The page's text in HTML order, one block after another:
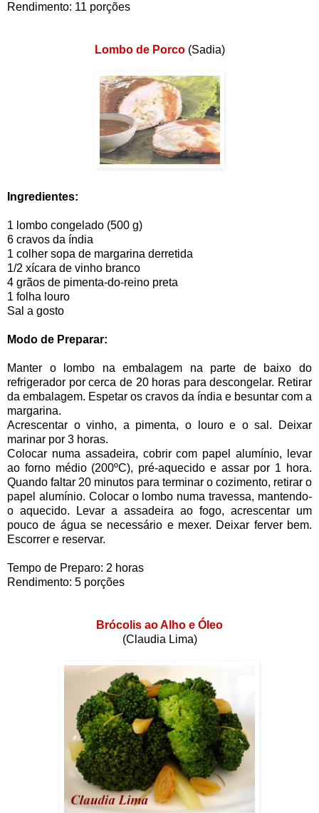
Rendimento: 11 porções
Lombo de Porco (Sadia)
Ingredientes:
1 lombo congelado (500 g)
6 cravos da índia
1 colher sopa de margarina derretida
1/2 xícara de vinho branco
4 grãos de pimenta-do-reino preta
1 folha louro
Sal a gosto
Modo de Preparar:
Manter o lombo na embalagem na parte de baixo do
refrigerador por cerca de 20 horas para descongelar. Retirar
da embalagem. Espetar os cravos da índia e besuntar com a
margarina.
Acrescentar o vinho, a pimenta, o louro e o sal. Deixar
marinar por 3 horas.
Colocar numa assadeira, cobrir com papel alumínio, levar
ao forno médio (200ºC), pré-aquecido e assar por 1 hora.
Quando faltar 20 minutos para terminar o cozimento, retirar o
papel alumínio. Colocar o lombo numa travessa, mantendo-
o aquecido. Levar a assadeira ao fogo, acrescentar um
pouco de água se necessário e mexer. Deixar ferver bem.
Escorrer e reservar.
Tempo de Preparo: 2 horas
Rendimento: 5 porções
Brócolis ao Alho e Óleo
(Claudia Lima)